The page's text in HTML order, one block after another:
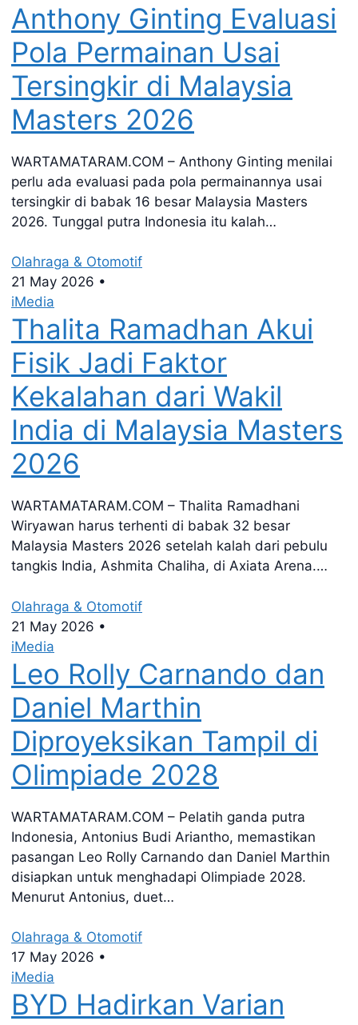
Anthony Ginting Evaluasi
Pola Permainan Usai
Tersingkir di Malaysia
Masters 2026
WARTAMATARAM.COM – Anthony Ginting menilai
perlu ada evaluasi pada pola permainannya usai
tersingkir di babak 16 besar Malaysia Masters
2026. Tunggal putra Indonesia itu kalah…
Olahraga & Otomotif
21 May 2026 •
iMedia
Thalita Ramadhan Akui
Fisik Jadi Faktor
Kekalahan dari Wakil
India di Malaysia Masters
2026
WARTAMATARAM.COM – Thalita Ramadhani
Wiryawan harus terhenti di babak 32 besar
Malaysia Masters 2026 setelah kalah dari pebulu
tangkis India, Ashmita Chaliha, di Axiata Arena.…
Olahraga & Otomotif
21 May 2026 •
iMedia
Leo Rolly Carnando dan
Daniel Marthin
Diproyeksikan Tampil di
Olimpiade 2028
WARTAMATARAM.COM – Pelatih ganda putra
Indonesia, Antonius Budi Ariantho, memastikan
pasangan Leo Rolly Carnando dan Daniel Marthin
disiapkan untuk menghadapi Olimpiade 2028.
Menurut Antonius, duet…
Olahraga & Otomotif
17 May 2026 •
iMedia
BYD Hadirkan Varian